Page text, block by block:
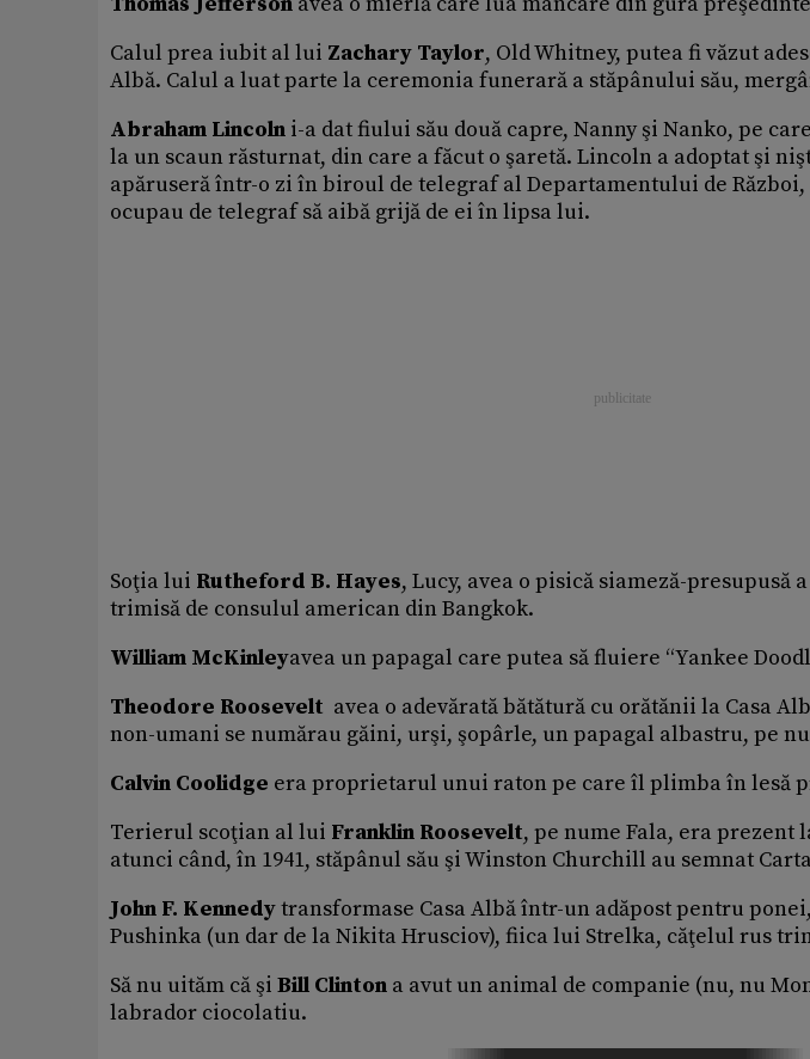
Calul prea iubit al lui Zachary Taylor, Old Whitney, putea fi văzut
Albă. Calul a luat parte la ceremonia funerară a stăpânului său,
Abraham Lincoln i-a dat fiului său două capre, Nanny şi Nanko, pe
la un scaun răsturnat, din care a făcut o şaretă. Lincoln a adoptat şi
apăruseră într-o zi în biroul de telegraf al Departamentului de
ocupau de telegraf să aibă grijă de ei în lipsa lui.
Soţia lui Rutheford B. Hayes, Lucy, avea o pisică siameză-presupusă
trimisă de consulul american din Bangkok.
William McKinleyavea un papagal care putea să fluiere “Yankee
Theodore Roosevelt avea o adevărată bătătură cu orătănii la Casa
non-umani se numărau găini, urşi, şopârle, un papagal albastru, pe
Calvin Coolidge era proprietarul unui raton pe care îl plimba în lesă
Terierul scoţian al lui Franklin Roosevelt, pe nume Fala, era prezent
atunci când, în 1941, stăpânul său şi Winston Churchill au semnat
John F. Kennedytransformase Casa Albă într-un adăpost pentru
Pushinka (un dar de la Nikita Hrusciov), fiica lui Strelka, căţelul rus
Să nu uităm că şi Bill Clinton a avut un animal de companie (nu, nu
labrador ciocolatiu.